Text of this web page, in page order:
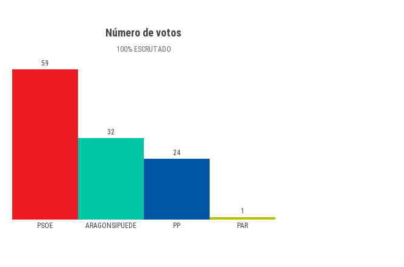
Número de votos
100%ESCRUTADO
PSOE ARAGONSIPUEDE PP PAR
59
32
24
1